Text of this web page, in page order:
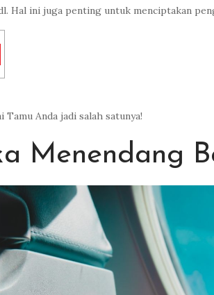
ini juga penting untuk menciptakan
Anda jadi salah satunya!
Menendang